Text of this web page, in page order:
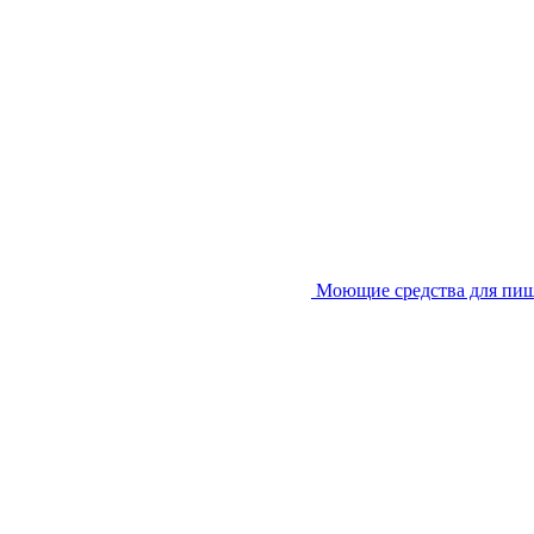
Моющие средства для